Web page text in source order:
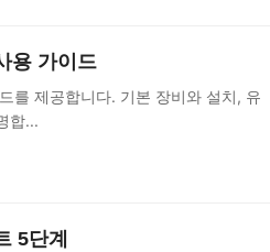
용 가이드
를 제공합니다. 기본 장비와 설치, 유
합...
5단계